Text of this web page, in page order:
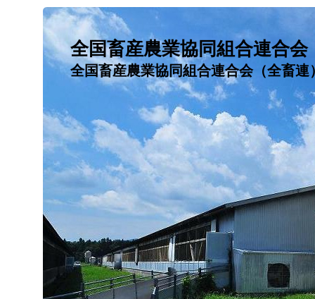
全国畜産農業協同組合連合会
全国畜産農業協同組合連合会（全畜